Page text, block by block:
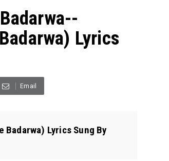
Lyrics
Email
Badarwa) Lyrics Sung By